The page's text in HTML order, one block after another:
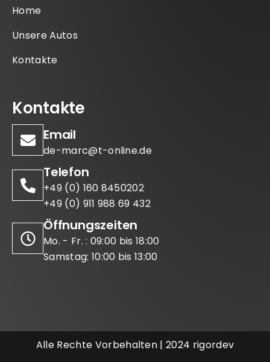
Home
Unsere Autos
Kontakte
Kontakte
Email
de-marc@t-online.de
Telefon
+49 (0) 160 8450202
+49 (0) 911 988 69 432
Öffnungszeiten
Mo. - Fr. : 09:00 bis 18:00
Samstag: 10:00 bis 13:00
Alle Rechte Vorbehalten | 2024 rigordev